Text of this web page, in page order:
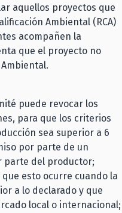
aquellos proyectos que
Ambiental (RCA)
acompañen la
que el proyecto no
puede revocar los
para que los criterios
sea superior a 6
por parte de un
parte del productor;
esto ocurre cuando la
a lo declarado y que
local o internacional;